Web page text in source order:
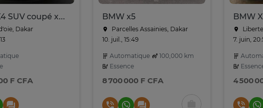
BMW X4 SUV coupé xdrive faible consommation
Dakar
F CFA
BMW x5
Parcelles Assainies, Dakar
10. juil., 15:49
Automatique
100,000 km
Essence
8 700 000 F CFA
7. juin,
4 500